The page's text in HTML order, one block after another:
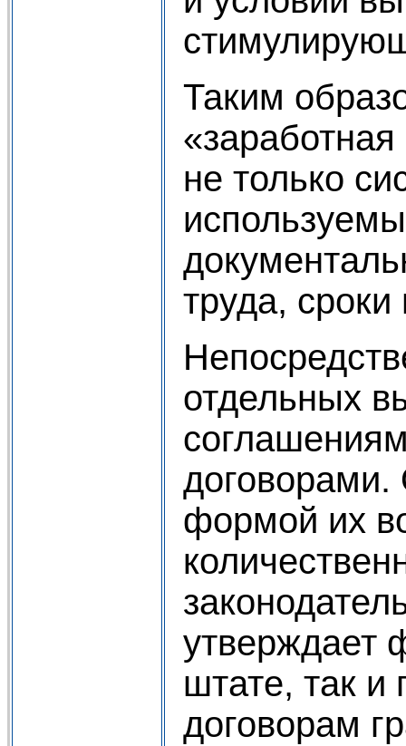
Таким
не только
труда,
отдельных
договорами.
формой их
утверждает
штате, так и
договорам